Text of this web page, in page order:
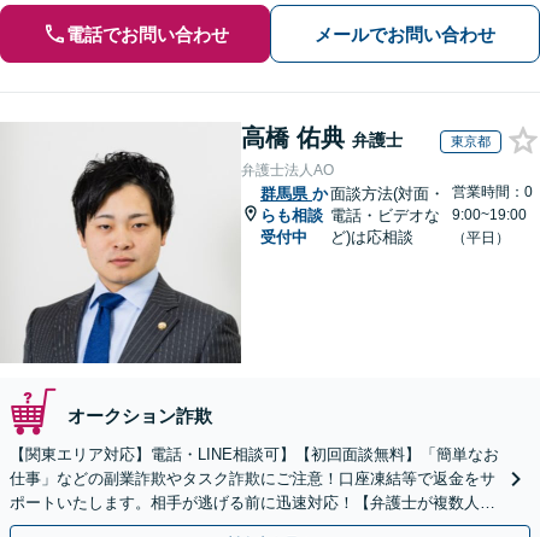
電話でお問い合わせ メールでお問い合わせ
高橋 佑典 弁護士 東京都
弁護士法人AO
群馬県 か
らも相談
受付中
面談方法(対面・
電話・ビデオな
ど)は応相談
営業時間：0
9:00~19:00
（平日）
オークション詐欺
【関東エリア対応】電話・LINE相談可】【初回面談無料】「簡単なお
仕事」などの副業詐欺やタスク詐欺にご注意！口座凍結等で返金をサ
ポートいたします。相手が逃げる前に迅速対応！【弁護士が複数人在
籍】事務所内で連携し問題解決へ【休日・夜間面談可】